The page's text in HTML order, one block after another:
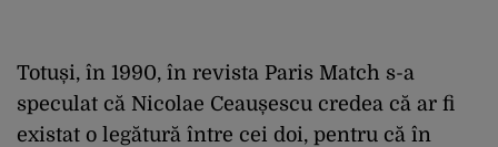
Totuși, în 1990, în revista Paris Match s-a
speculat că Nicolae Ceaușescu credea că ar fi
existat o legătură între cei doi, pentru că în